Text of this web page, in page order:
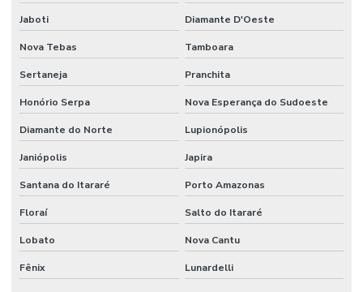
Jaboti Diamante D'Oeste
Nova Tebas Tamboara
Sertaneja Pranchita
Honório Serpa Nova Esperança do Sudoeste
Diamante do Norte Lupionópolis
Janiópolis Japira
Santana do Itararé Porto Amazonas
Floraí Salto do Itararé
Lobato Nova Cantu
Fênix Lunardelli